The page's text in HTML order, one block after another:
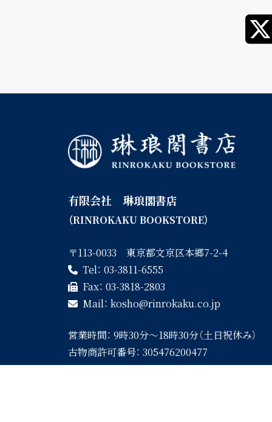
有限会社 琳琅閣書店
（RINROKAKU BOOKSTORE）
〒113-0033 東京都文京区本郷7-2-4
Tel： 03-3811-6555
Fax： 03-3818-2803
Mail： kosho rinrokaku.co.jp
営業時間： 9時30分〜18時30分（土日祝休み）
古物商許可番号： 305476200477